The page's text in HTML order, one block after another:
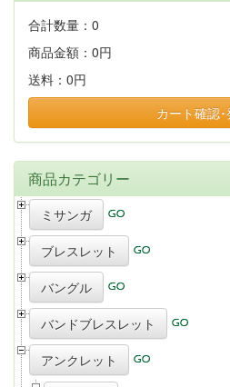
合計数量： 0
商品金額： 0円
送料： 0円
カート確認･
商品カテゴリー
ミサンガ
ブレスレット
バングル
バンドブレスレット
アンクレット